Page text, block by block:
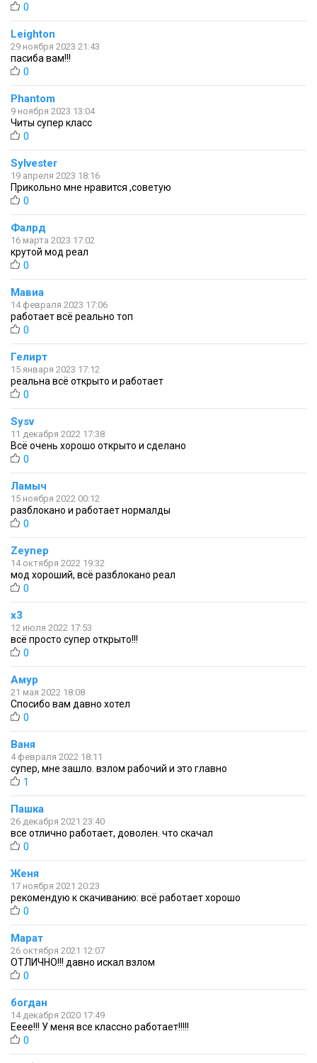
0
Leighton
29 ноября 2023 21:43
пасиба вам!!!
0
Phantom
9 ноября 2023 13:04
Читы супер класс
0
Sylvester
19 апреля 2023 18:16
Прикольно мне нравится ,советую
0
Фалрд
16 марта 2023 17:02
крутой мод реал
0
Мавиа
14 февраля 2023 17:06
работает всё реально топ
0
Гелирт
15 января 2023 17:12
реальна всё открыто и работает
0
Sysv
11 декабря 2022 17:38
Всё очень хорошо открыто и сделано
0
Ламыч
15 ноября 2022 00:12
разблокано и работает нормалды
0
Zeynep
14 октября 2022 19:32
мод хороший, всё разблокано реал
0
x3
12 июля 2022 17:53
всё просто супер открыто!!!
0
Амур
21 мая 2022 18:08
Спосибо вам давно хотел
0
Ваня
4 февраля 2022 18:11
супер, мне зашло. взлом рабочий и это главно
1
Пашка
26 декабря 2021 23:40
все отлично работает, доволен. что скачал
0
Женя
17 ноября 2021 20:23
рекомендую к скачиванию: всё работает хорошо
0
Марат
26 октября 2021 12:07
ОТЛИЧНО!!! давно искал взлом
0
богдан
14 декабря 2020 17:49
Ееее!!! У меня все классно работает!!!!!
0